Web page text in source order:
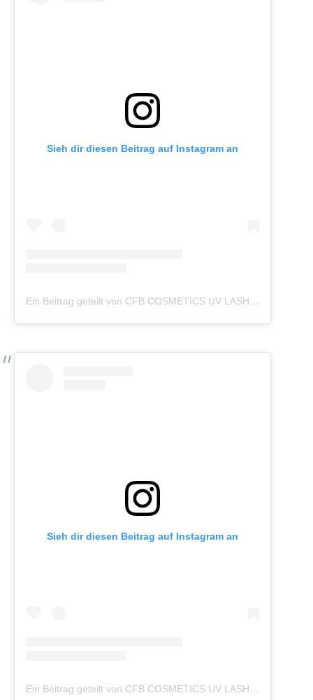
Sieh dir diesen Beitrag auf Instagram an
Ein Beitrag geteilt von CFB COSMETICS UV LASHES (@cfb_cosmetics_germany)
Sieh dir diesen Beitrag auf Instagram an
Ein Beitrag geteilt von CFB COSMETICS UV LASHES (@cfb_cosmetics_germany)